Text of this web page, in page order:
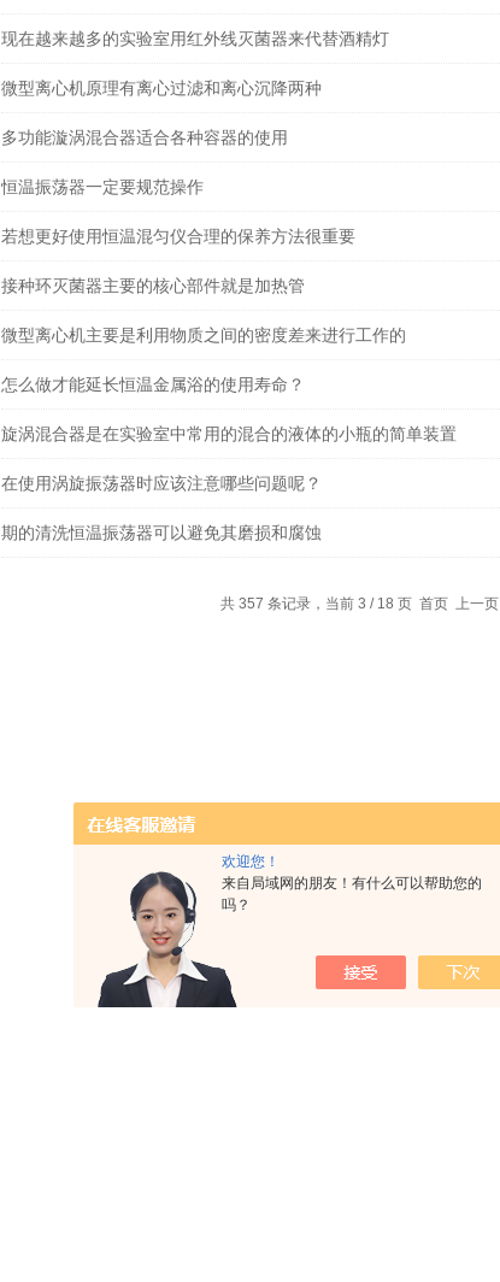
欢迎您！
来自局域网的朋友！有什么可以帮助您的
吗？
现在越来越多的实验室用红外线灭菌器来代替酒精灯
微型离心机原理有离心过滤和离心沉降两种
多功能漩涡混合器适合各种容器的使用
恒温振荡器一定要规范操作
若想更好使用恒温混匀仪合理的保养方法很重要
接种环灭菌器主要的核心部件就是加热管
微型离心机主要是利用物质之间的密度差来进行工作的
怎么做才能延长恒温金属浴的使用寿命？
旋涡混合器是在实验室中常用的混合的液体的小瓶的简单装置
在使用涡旋振荡器时应该注意哪些问题呢？
期的清洗恒温振荡器可以避免其磨损和腐蚀
共 357 条记录，当前 3 / 18 页 首页 上一页